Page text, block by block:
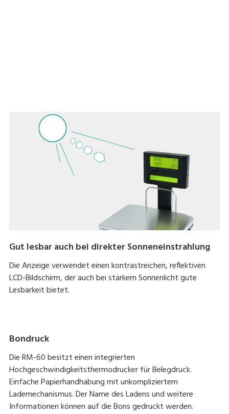
Gut lesbar auch bei direkter Sonneneinstrahlung
Die Anzeige verwendet einen kontrastreichen, reflektiven
LCD-Bildschirm, der auch bei starkem Sonnenlicht gute
Lesbarkeit bietet.
Bondruck
Die RM-60 besitzt einen integrierten
Hochgeschwindigkeitsthermodrucker für Belegdruck.
Einfache Papierhandhabung mit unkompliziertem
Lademechanismus. Der Name des Ladens und weitere
Informationen können auf die Bons gedruckt werden.